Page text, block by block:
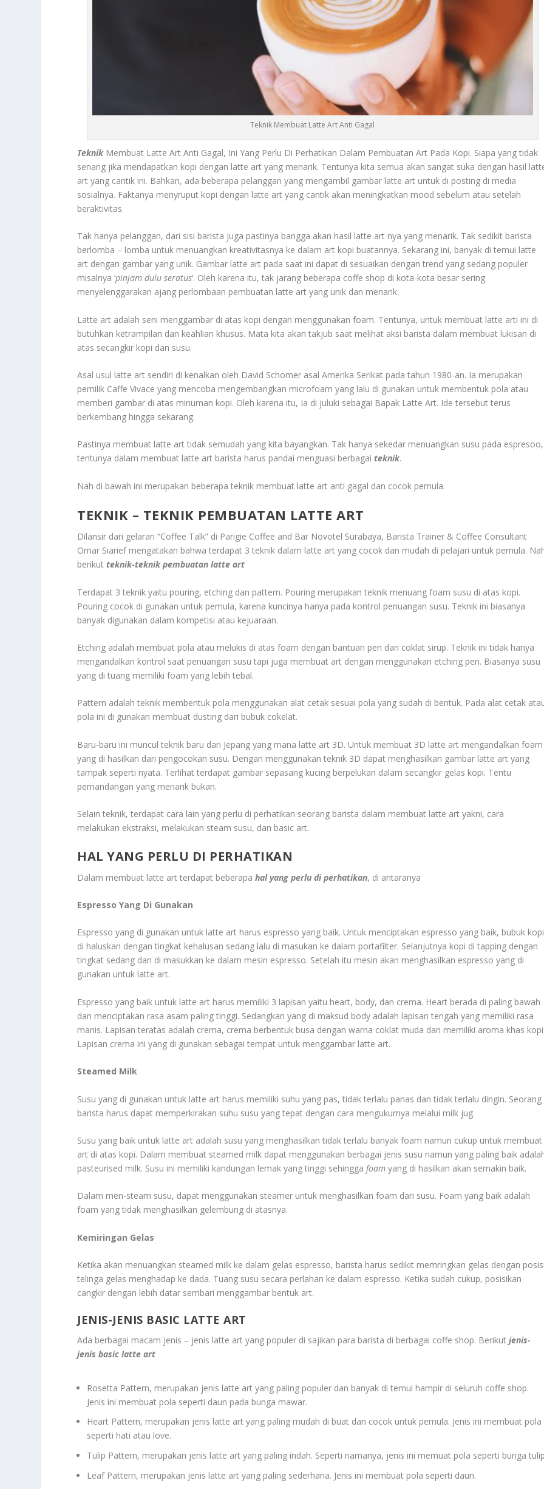
Teknik Membuat Latte Art Anti Gagal
Teknik Membuat Latte Art Anti Gagal, Ini Yang Perlu Di Perhatikan Dalam Pembuatan Art Pada Kopi. Siapa yang tidak
senang jika mendapatkan kopi dengan latte art yang menarik. Tentunya kita semua akan sangat suka dengan hasil
art yang cantik ini. Bahkan, ada beberapa pelanggan yang mengambil gambar latte art untuk di posting di media
sosialnya. Faktanya menyruput kopi dengan latte art yang cantik akan meningkatkan mood sebelum atau setelah
beraktivitas.
Tak hanya pelanggan, dari sisi barista juga pastinya bangga akan hasil latte art nya yang menarik. Tak sedikit barista
berlomba – lomba untuk menuangkan kreativitasnya ke dalam art kopi buatannya. Sekarang ini, banyak di temui latte
art dengan gambar yang unik. Gambar latte art pada saat ini dapat di sesuaikan dengan trend yang sedang populer
misalnya ‘pinjam dulu seratus‘. Oleh karena itu, tak jarang beberapa coffe shop di kota-kota besar sering
menyelenggarakan ajang perlombaan pembuatan latte art yang unik dan menarik.
Latte art adalah seni menggambar di atas kopi dengan menggunakan foam. Tentunya, untuk membuat latte arti ini di
butuhkan ketrampilan dan keahlian khusus. Mata kita akan takjub saat melihat aksi barista dalam membuat lukisan di
atas secangkir kopi dan susu.
Asal usul latte art sendiri di kenalkan oleh David Schomer asal Amerika Serikat pada tahun 1980-an. Ia merupakan
pemilik Caffe Vivace yang mencoba mengembangkan microfoam yang lalu di gunakan untuk membentuk pola atau
memberi gambar di atas minuman kopi. Oleh karena itu, Ia di juluki sebagai Bapak Latte Art. Ide tersebut terus
berkembang hingga sekarang.
Pastinya membuat latte art tidak semudah yang kita bayangkan. Tak hanya sekedar menuangkan susu pada espresoo,
tentunya dalam membuat latte art barista harus pandai menguasi berbagaiteknik.
Nah di bawah ini merupakan beberapa teknik membuat latte art anti gagal dan cocok pemula.
TEKNIK – TEKNIK PEMBUATAN LATTE ART
Dilansir dari gelaran “Coffee Talk” di Parigie Coffee and Bar Novotel Surabaya, Barista Trainer & Coffee Consultant
Omar Siarief mengatakan bahwa terdapat 3 teknik dalam latte art yang cocok dan mudah di pelajari untuk pemula.
berikutteknik-teknik pembuatan latte art
Terdapat 3 teknik yaitu pouring, etching dan pattern. Pouring merupakan teknik menuang foam susu di atas kopi.
Pouring cocok di gunakan untuk pemula, karena kuncinya hanya pada kontrol penuangan susu. Teknik ini biasanya
banyak digunakan dalam kompetisi atau kejuaraan.
Etching adalah membuat pola atau melukis di atas foam dengan bantuan pen dan coklat sirup. Teknik ini tidak hanya
mengandalkan kontrol saat penuangan susu tapi juga membuat art dengan menggunakan etching pen. Biasanya susu
yang di tuang memiliki foam yang lebih tebal.
Pattern adalah teknik membentuk pola menggunakan alat cetak sesuai pola yang sudah di bentuk. Pada alat cetak
pola ini di gunakan membuat dusting dari bubuk cokelat.
Baru-baru ini muncul teknik baru dari Jepang yang mana latte art 3D. Untuk membuat 3D latte art mengandalkan foam
yang di hasilkan dari pengocokan susu. Dengan menggunakan teknik 3D dapat menghasilkan gambar latte art yang
tampak seperti nyata. Terlihat terdapat gambar sepasang kucing berpelukan dalam secangkir gelas kopi. Tentu
pemandangan yang menarik bukan.
Selain teknik, terdapat cara lain yang perlu di perhatikan seorang barista dalam membuat latte art yakni, cara
melakukan ekstraksi, melakukan steam susu, dan basic art.
HAL YANG PERLU DI PERHATIKAN
Dalam membuat latte art terdapat beberapahal yang perlu di perhatikan, di antaranya
Espresso Yang Di Gunakan
Espresso yang di gunakan untuk latte art harus espresso yang baik. Untuk menciptakan espresso yang baik, bubuk kopi
di haluskan dengan tingkat kehalusan sedang lalu di masukan ke dalam portafilter. Selanjutnya kopi di tapping dengan
tingkat sedang dan di masukkan ke dalam mesin espresso. Setelah itu mesin akan menghasilkan espresso yang di
gunakan untuk latte art.
Espresso yang baik untuk latte art harus memiliki 3 lapisan yaitu heart, body, dan crema. Heart berada di paling bawah
dan menciptakan rasa asam paling tinggi. Sedangkan yang di maksud body adalah lapisan tengah yang memiliki rasa
manis. Lapisan teratas adalah crema, crema berbentuk busa dengan warna coklat muda dan memiliki aroma khas
Lapisan crema ini yang di gunakan sebagai tempat untuk menggambar latte art.
Steamed Milk
Susu yang di gunakan untuk latte art harus memiliki suhu yang pas, tidak terlalu panas dan tidak terlalu dingin. Seorang
barista harus dapat memperkirakan suhu susu yang tepat dengan cara mengukurnya melalui milk jug.
Susu yang baik untuk latte art adalah susu yang menghasilkan tidak terlalu banyak foam namun cukup untuk membuat
art di atas kopi. Dalam membuat steamed milk dapat menggunakan berbagai jenis susu namun yang paling baik
pasteurised milk. Susu ini memiliki kandungan lemak yang tinggi sehinggafoam yang di hasilkan akan semakin baik.
Dalam men-steam susu, dapat menggunakan steamer untuk menghasilkan foam dari susu. Foam yang baik adalah
foam yang tidak menghasilkan gelembung di atasnya.
Kemiringan Gelas
Ketika akan menuangkan steamed milk ke dalam gelas espresso, barista harus sedikit memringkan gelas dengan
telinga gelas menghadap ke dada. Tuang susu secara perlahan ke dalam espresso. Ketika sudah cukup, posisikan
cangkir dengan lebih datar sembari menggambar bentuk art.
JENIS-JENIS BASIC LATTE ART
Ada berbagai macam jenis – jenis latte art yang populer di sajikan para barista di berbagai coffe shop. Berikutjenis-
jenis basic latte art
Rosetta Pattern, merupakan jenis latte art yang paling populer dan banyak di temui hampir di seluruh coffe shop.
Jenis ini membuat pola seperti daun pada bunga mawar.
Heart Pattern, merupakan jenis latte art yang paling mudah di buat dan cocok untuk pemula. Jenis ini membuat pola
seperti hati atau love.
Tulip Pattern, merupakan jenis latte art yang paling indah. Seperti namanya, jenis ini memuat pola seperti bunga
Leaf Pattern, merupakan jenis latte art yang paling sederhana. Jenis ini membuat pola seperti daun.